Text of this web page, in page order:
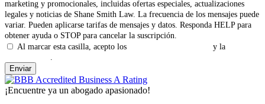
marketing y promocionales, incluidas ofertas especiales, actualizaciones
legales y noticias de Shane Smith Law. La frecuencia de los mensajes puede
variar. Pueden aplicarse tarifas de mensajes y datos. Responda HELP para
obtener ayuda o STOP para cancelar la suscripción.
Al marcar esta casilla, acepto los
y la
¡Encuentre ya un abogado apasionado!